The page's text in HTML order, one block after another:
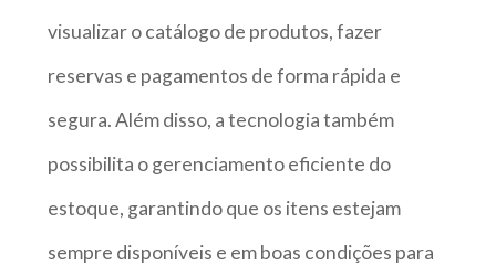
visualizar o catálogo de produtos, fazer
reservas e pagamentos de forma rápida e
segura. Além disso, a tecnologia também
possibilita o gerenciamento eficiente do
estoque, garantindo que os itens estejam
sempre disponíveis e em boas condições para